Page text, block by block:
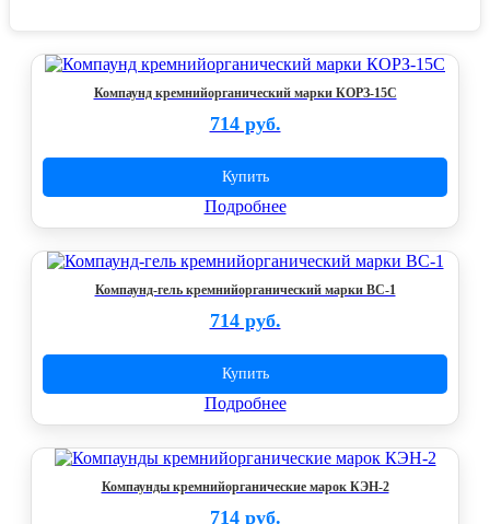
Компаунд кремнийорганический марки КОРЗ-15С
714 руб.
Купить
Подробнее
Компаунд-гель кремнийорганический марки ВС-1
714 руб.
Купить
Подробнее
Компаунды кремнийорганические марок КЭН-2
714 руб.